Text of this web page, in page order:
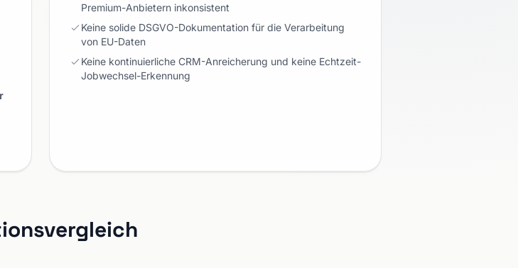
Premium-Anbietern inkonsistent
Keine solide DSGVO-Dokumentation für die Verarbeitung
von EU-Daten
Keine kontinuierliche CRM-Anreicherung und keine Echtzeit-
Jobwechsel-Erkennung